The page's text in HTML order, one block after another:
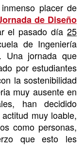
placer de
de Diseño
el pasado día 25
de Ingeniería
jornada que
por estudiantes
la sostenibilidad
muy ausente en
han decidido
muy loable,
como personas,
que esto les